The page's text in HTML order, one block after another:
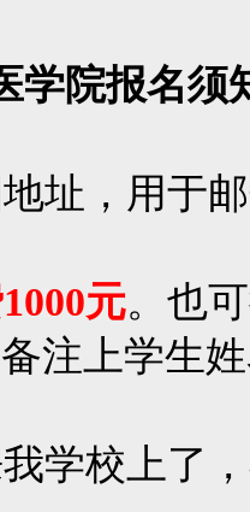
学院报名须
址，用于
元。也
备注上学生
学校上了